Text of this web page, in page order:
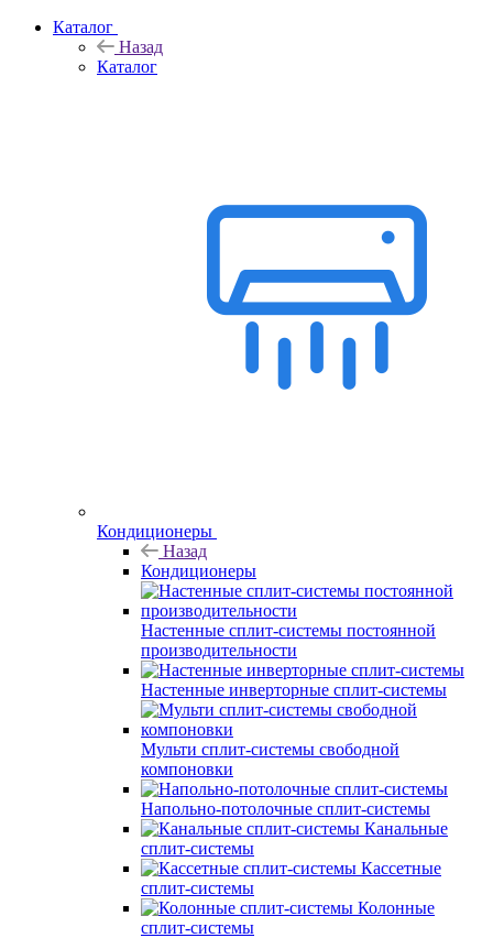
Каталог
Назад
Каталог
Кондиционеры
Назад
Кондиционеры
Настенные сплит-системы постоянной
производительности
Настенные инверторные сплит-системы
Мульти сплит-системы свободной
компоновки
Напольно-потолочные сплит-системы
Канальные
сплит-системы
Кассетные
сплит-системы
Колонные
сплит-системы